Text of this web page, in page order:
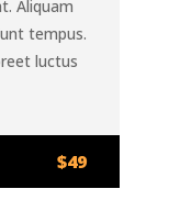
Aliquam
tempus.
luctus
$49